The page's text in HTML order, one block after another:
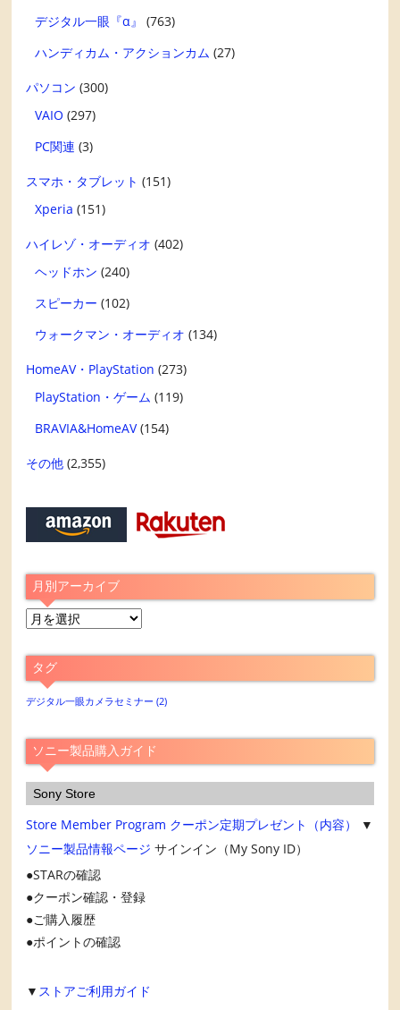
デジタル一眼『α』
(763)
ハンディカム・アクションカム (27)
パソコン (300)
VAIO (297)
PC関連 (3)
スマホ・タブレット (151)
Xperia (151)
ハイレゾ・オーディオ (402)
ヘッドホン (240)
スピーカー (102)
ウォークマン・オーディオ (134)
HomeAV・PlayStation (273)
PlayStation・ゲーム (119)
BRAVIA&HomeAV(154)
その他 (2,355)
月別アーカイブ
月
ア
ー
カ
ブ
タグ
デジタル一眼カメラセミナー (2)
ソニー製品購入ガイド
Sony Store
Store Member Program クーポン定期プレゼント（内容）
▼
ソニー製品情報ページ サインイン（My Sony ID）
STARの確認
クーポン確認・登録
ご購入履歴
ポイントの確認
▼ ストアご利用ガイド